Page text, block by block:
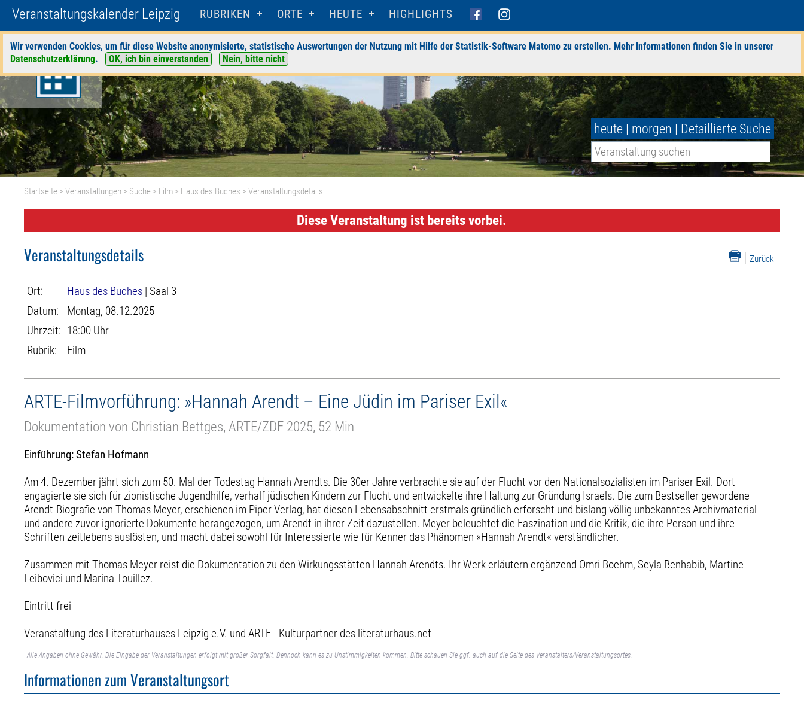
Veranstaltungskalender Leipzig RUBRIKEN ORTE HEUTE HIGHLIGHTS
Wir verwenden Cookies, um für diese Website anonymisierte, statistische Auswertungen der Nutzung mit Hilfe der Statistik-Software Matomo zu erstellen. Mehr Informationen finden Sie in unserer
Datenschutzerklärung. OK, ich bin einverstanden Nein, bitte nicht
heute | morgen | Detaillierte Suche
Startseite >Veranstaltungen > Suche > Film > Haus des Buches > Veranstaltungsdetails
Diese Veranstaltung ist bereits vorbei.
| Zurück
Veranstaltungsdetails
Ort: Haus des Buches | Saal 3
Datum:
Montag, 08.12.2025
Uhrzeit: 18:00 Uhr
Rubrik:
Film
ARTE-Filmvorführung: »Hannah Arendt – Eine Jüdin im Pariser Exil«
Dokumentation von Christian Bettges, ARTE/ZDF 2025, 52 Min
Einführung: Stefan Hofmann
Am 4. Dezember jährt sich zum 50. Mal der Todestag Hannah Arendts. Die 30er Jahre verbrachte sie auf der Flucht vor den Nationalsozialisten im Pariser Exil. Dort
engagierte sie sich für zionistische Jugendhilfe, verhalf jüdischen Kindern zur Flucht und entwickelte ihre Haltung zur Gründung Israels. Die zum Bestseller gewordene
Arendt-Biografie von Thomas Meyer, erschienen im Piper Verlag, hat diesen Lebensabschnitt erstmals gründlich erforscht und bislang völlig unbekanntes Archivmaterial
und andere zuvor ignorierte Dokumente herangezogen, um Arendt in ihrer Zeit dazustellen. Meyer beleuchtet die Faszination und die Kritik, die ihre Person und ihre
Schriften zeitlebens auslösten, und macht dabei sowohl für Interessierte wie für Kenner das Phänomen »Hannah Arendt« verständlicher.
Zusammen mit Thomas Meyer reist die Dokumentation zu den Wirkungsstätten Hannah Arendts. Ihr Werk erläutern ergänzend Omri Boehm, Seyla Benhabib, Martine
Leibovici und Marina Touillez.
Eintritt frei
Veranstaltung des Literaturhauses Leipzig e.V. und ARTE - Kulturpartner des literaturhaus.net
Alle Angaben ohne Gewähr. Die Eingabe der Veranstaltungen erfolgt mit großer Sorgfalt. Dennoch kann es zu Unstimmigkeiten kommen. Bitte schauen Sie ggf. auch auf die Seite des Veranstalters/Veranstaltungsortes.
Informationen zum Veranstaltungsort